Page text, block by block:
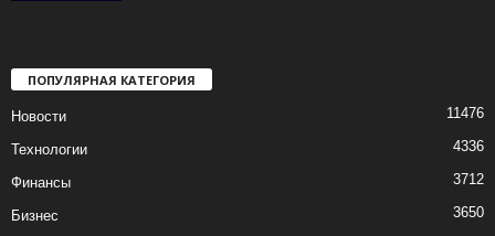
ПОПУЛЯРНАЯ КАТЕГОРИЯ
Новости 11476
Технологии 4336
Финансы 3712
Бизнес 3650